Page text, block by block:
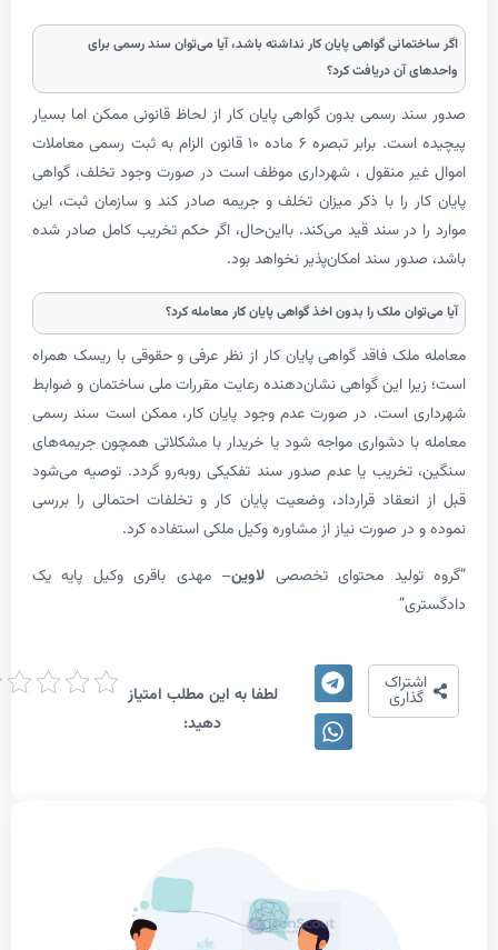
گواهی پایان کار نداشته باشد، آیا می‌توان سند رسمی برای
دریافت کرد؟
رسمی بدون گواهی پایان کار از لحاظ قانونی ممکن اما بسیار
پیچیده است. برابر تبصره ۶ ماده ۱۰ قانون الزام به ثبت رسمی معاملات
منقول ، شهرداری موظف است در صورت وجود تخلف، گواهی
را با ذکر میزان تخلف و جریمه صادر کند و سازمان ثبت، این
در سند قید می‌کند. بااین‌حال، اگر حکم تخریب کامل صادر شده
سند امکان‌پذیر نخواهد بود.
ملک را بدون اخذ گواهی پایان کار معامله کرد؟
فاقد گواهی پایان کار از نظر عرفی و حقوقی با ریسک همراه
این گواهی نشان‌دهنده رعایت مقررات ملی ساختمان و ضوابط
است. در صورت عدم وجود پایان کار، ممکن است سند رسمی
دشواری مواجه شود یا خریدار با مشکلاتی همچون جریمه‌های
یا عدم صدور سند تفکیکی روبه‌رو گردد. توصیه می‌شود
قرارداد، وضعیت پایان کار و تخلفات احتمالی را بررسی
صورت نیاز از مشاوره وکیل ملکی استفاده کرد.
محتوای تخصصیلاوین– مهدی باقری وکیل پایه یک
لطفا به این مطلب امتیاز
امتیاز
دهی